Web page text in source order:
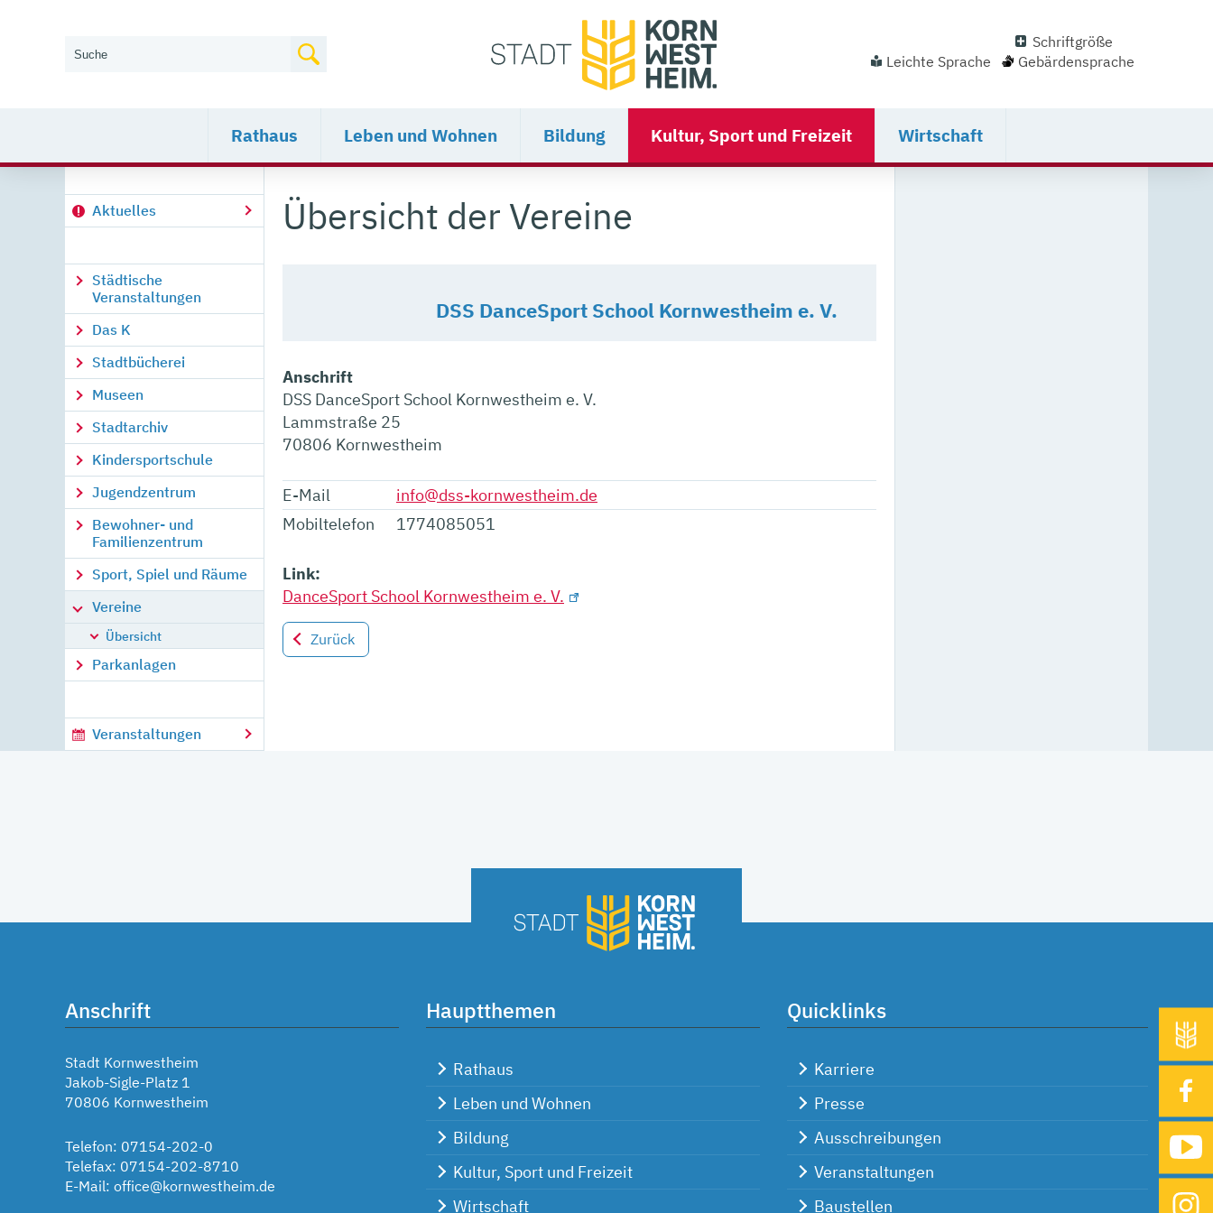
Schriftgröße
Leichte Sprache
Gebärdensprache
Rathaus Leben und Wohnen Bildung Kultur, Sport und Freizeit Wirtschaft
Aktuelles
Städtische
Veranstaltungen
Das K
Stadtbücherei
Museen
Stadtarchiv
Kindersportschule
Jugendzentrum
Bewohner- und
Familienzentrum
Sport, Spiel und Räume
Vereine
Übersicht
Parkanlagen
Veranstaltungen
Übersicht der Vereine
DSS DanceSport School Kornwestheim e. V.
Anschrift
DSS DanceSport School Kornwestheim e. V.
Lammstraße 25
70806 Kornwestheim
E-Mail
info@dss-kornwestheim.de
Mobiltelefon
1774085051
Link:
DanceSport School Kornwestheim e. V.
Zurück
Anschrift
Stadt Kornwestheim
Jakob-Sigle-Platz 1
70806 Kornwestheim
Telefon: 07154-202-0
Telefax: 07154-202-8710
E-Mail: office@kornwestheim.de
Hauptthemen
Rathaus
Leben und Wohnen
Bildung
Kultur, Sport und Freizeit
Wirtschaft
Quicklinks
Karriere
Presse
Ausschreibungen
Veranstaltungen
Baustellen